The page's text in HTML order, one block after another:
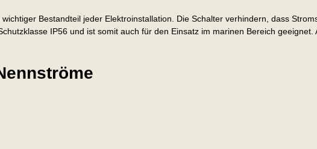
Bestandteil jeder Elektroinstallation. Die Schalter verhindern, dass
IP56 und ist somit auch für den Einsatz im marinen Bereich